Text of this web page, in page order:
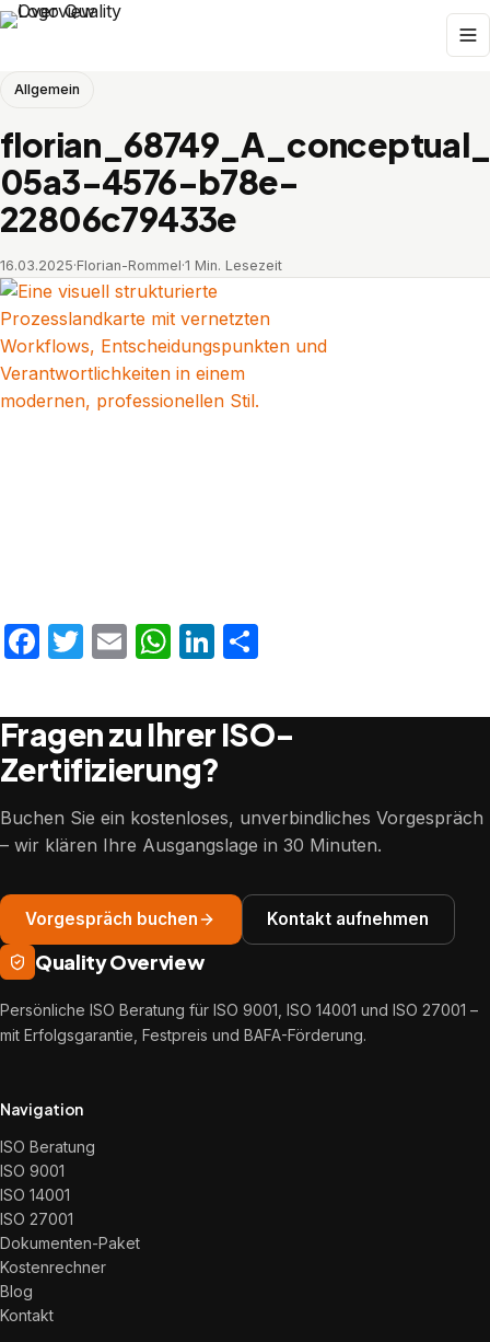
Allgemein
05a3-4576-b78e-
22806c79433e
16.03.2025·Florian-Rommel·1 Min. Lesezeit
Facebook
Twitter
EmailWhatsApp
LinkedIn
Fragen zu Ihrer ISO-
Zertifizierung?
Buchen Sie ein kostenloses, unverbindliches Vorgespräch
– wir klären Ihre Ausgangslage in 30 Minuten.
Vorgespräch buchen Kontakt aufnehmen
Quality Overview
Persönliche ISO Beratung für ISO 9001, ISO 14001 und ISO 27001 –
mit Erfolgsgarantie, Festpreis und BAFA-Förderung.
Navigation
ISO Beratung
ISO 9001
ISO 14001
ISO 27001
Dokumenten-Paket
Kostenrechner
Blog
Kontakt